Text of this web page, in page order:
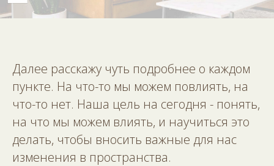
Далее расскажу чуть подробнее о каждом
пункте. На что-то мы можем повлиять, на
что-то нет. Наша цель на сегодня - понять,
на что мы можем влиять, и научиться это
делать, чтобы вносить важные для нас
изменения в пространства.